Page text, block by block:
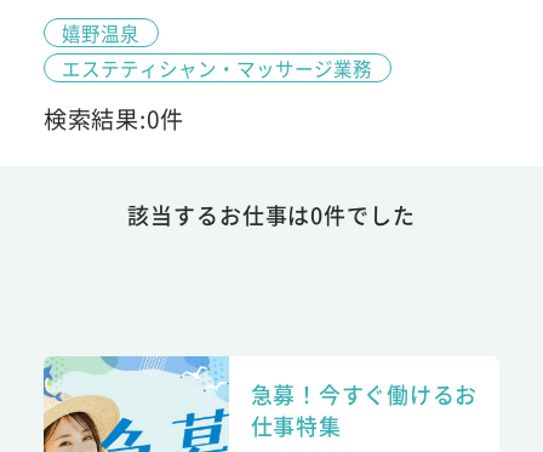
嬉野温泉
エステティシャン・マッサージ業務
検索結果:0件
該当するお仕事は0件でした
急募！今すぐ働けるお
仕事特集